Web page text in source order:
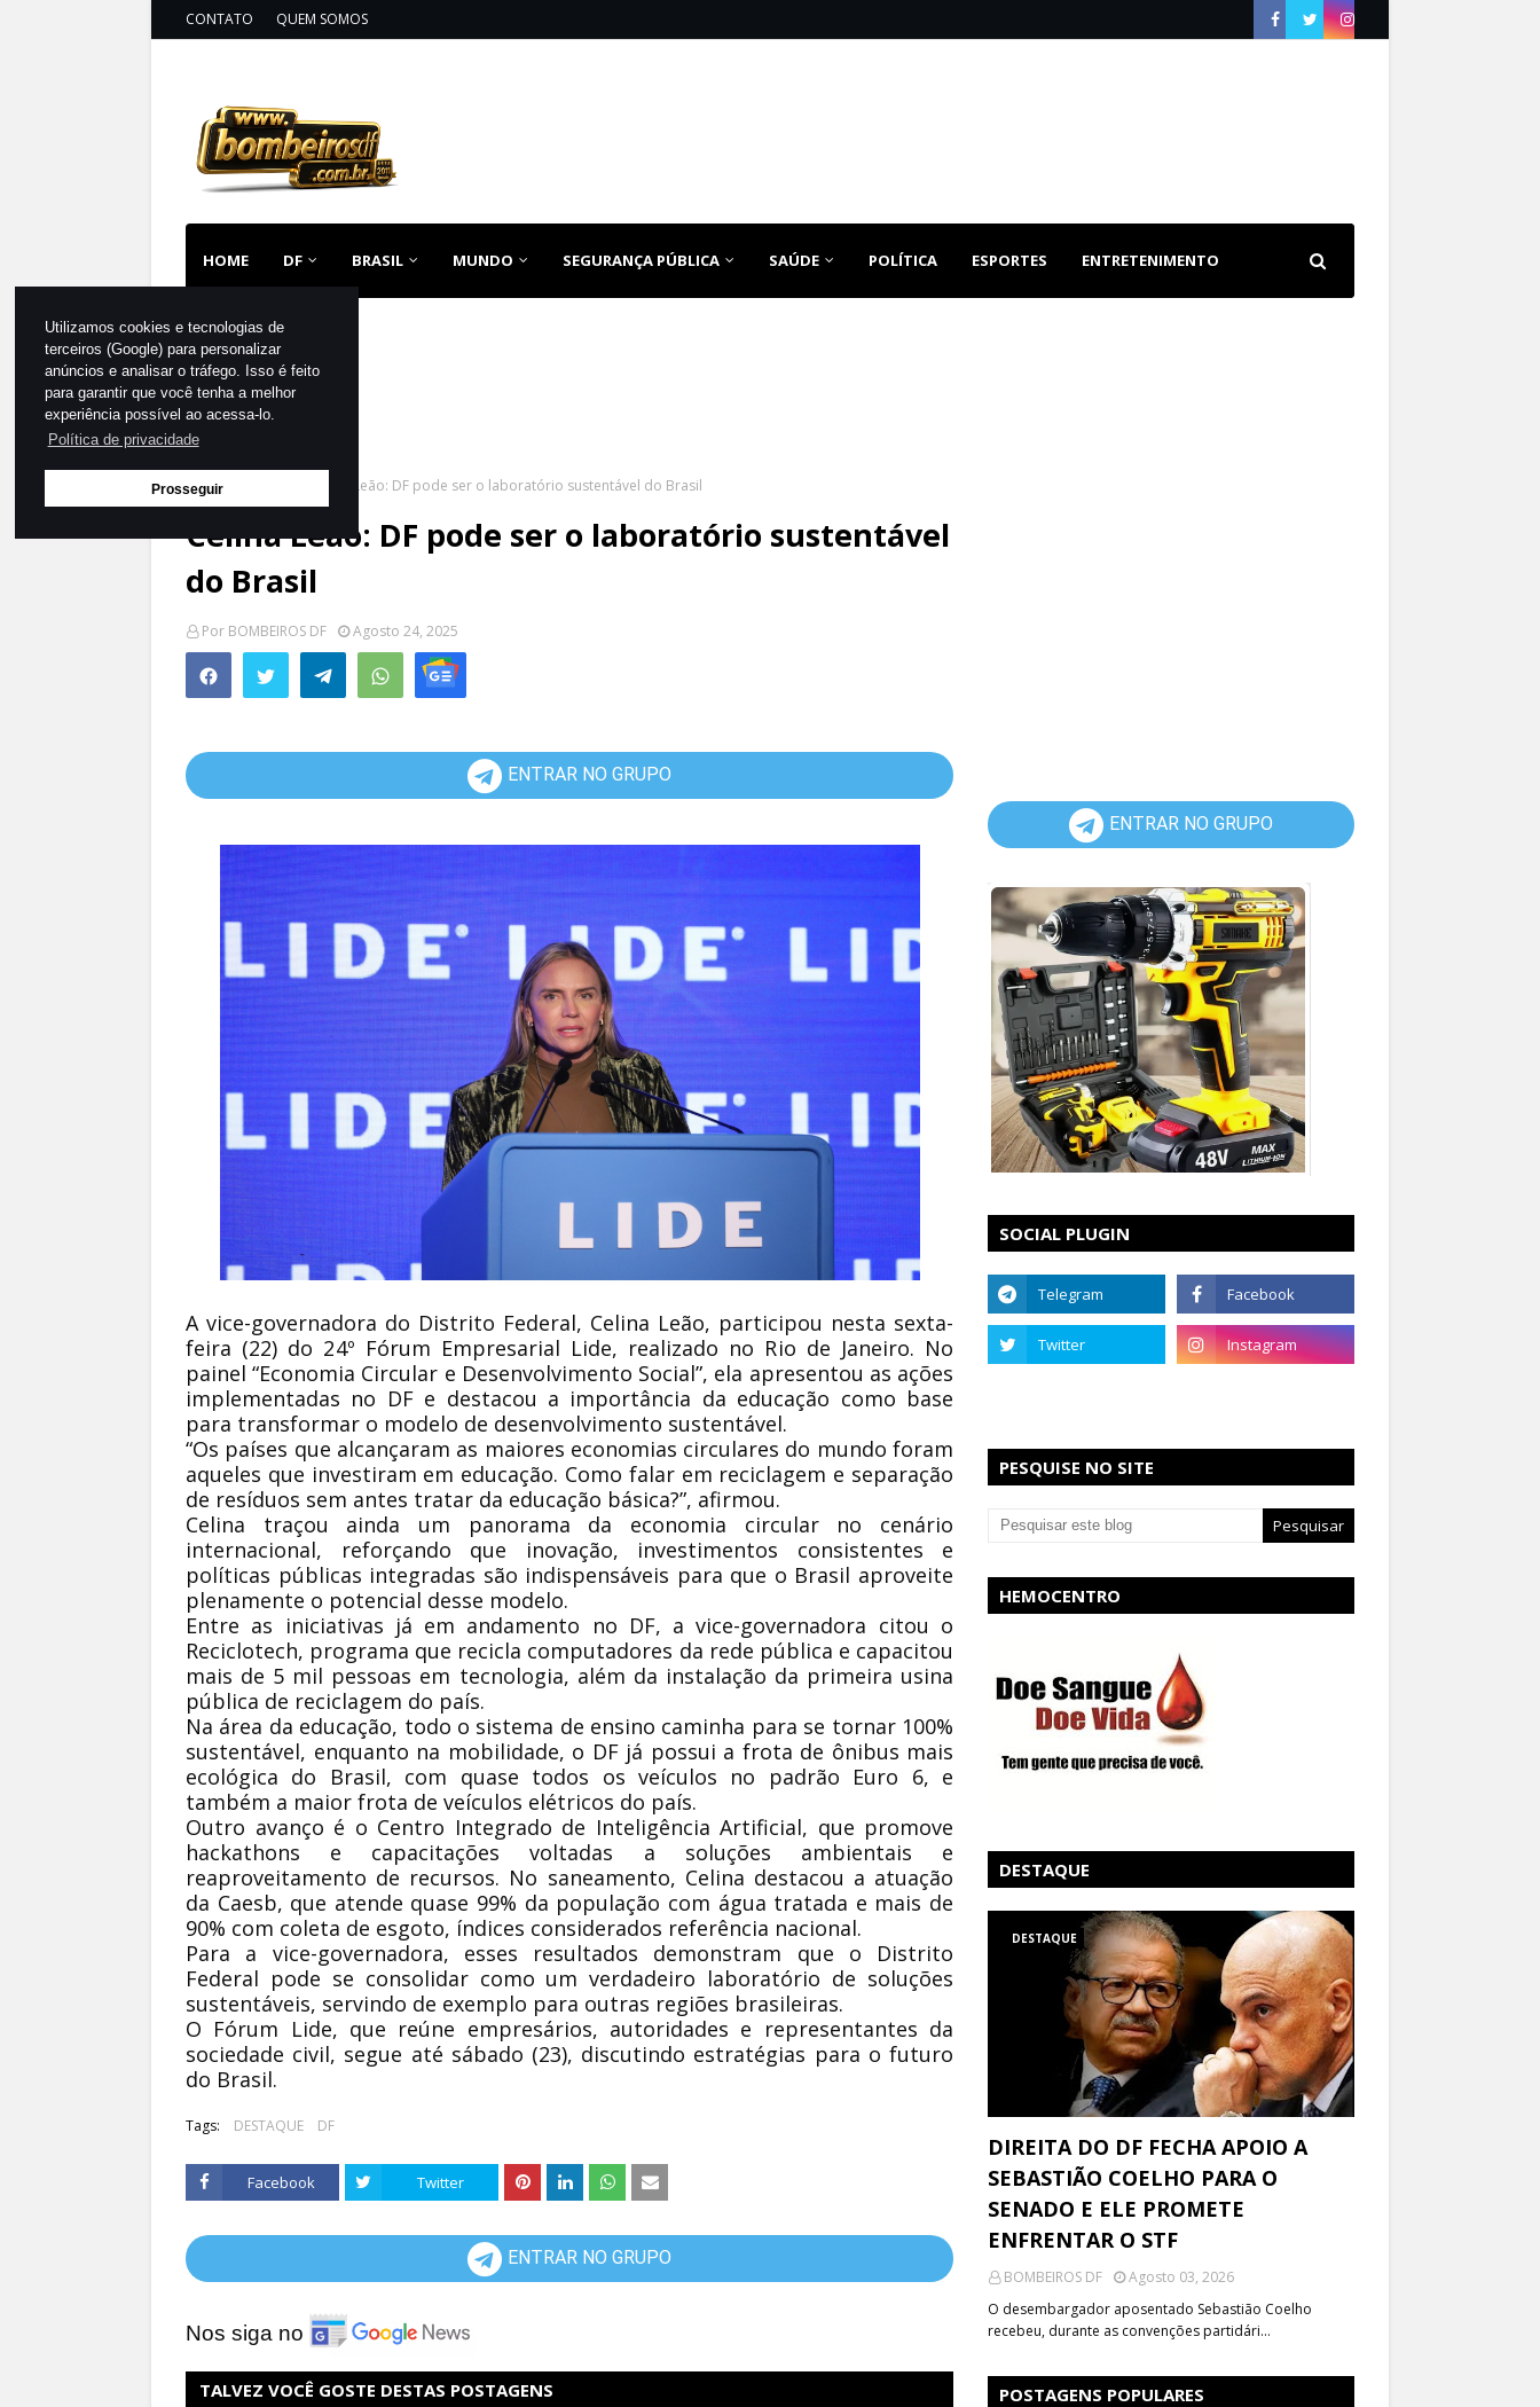
Utilizamos cookies e tecnologias de
terceiros (Google) para personalizar
anúncios e analisar o tráfego. Isso é feito
para garantir que você tenha a melhor
experiência possível ao acessa-lo.
Política de privacidade
Prosseguir
CONTATO QUEM SOMOS
HOME DF BRASIL MUNDO SEGURANÇA PÚBLICA SAÚDE POLÍTICA ESPORTES ENTRETENIMENTO
Página inicial Celina Leão: DF pode ser o laboratório sustentável do Brasil
Celina Leão: DF pode ser o laboratório sustentável
do Brasil
Por BOMBEIROS DF Agosto 24, 2025
ENTRAR NO GRUPO
A vice-governadora do Distrito Federal, Celina Leão, participou nesta sexta-
feira (22) do 24º Fórum Empresarial Lide, realizado no Rio de Janeiro. No
painel “Economia Circular e Desenvolvimento Social”, ela apresentou as ações
implementadas no DF e destacou a importância da educação como base
para transformar o modelo de desenvolvimento sustentável.
“Os países que alcançaram as maiores economias circulares do mundo foram
aqueles que investiram em educação. Como falar em reciclagem e separação
de resíduos sem antes tratar da educação básica?”, afirmou.
Celina traçou ainda um panorama da economia circular no cenário
internacional, reforçando que inovação, investimentos consistentes e
políticas públicas integradas são indispensáveis para que o Brasil aproveite
plenamente o potencial desse modelo.
Entre as iniciativas já em andamento no DF, a vice-governadora citou o
Reciclotech, programa que recicla computadores da rede pública e capacitou
mais de 5 mil pessoas em tecnologia, além da instalação da primeira usina
pública de reciclagem do país.
Na área da educação, todo o sistema de ensino caminha para se tornar 100%
sustentável, enquanto na mobilidade, o DF já possui a frota de ônibus mais
ecológica do Brasil, com quase todos os veículos no padrão Euro 6, e
também a maior frota de veículos elétricos do país.
Outro avanço é o Centro Integrado de Inteligência Artificial, que promove
hackathons e capacitações voltadas a soluções ambientais e
reaproveitamento de recursos. No saneamento, Celina destacou a atuação
da Caesb, que atende quase 99% da população com água tratada e mais de
90% com coleta de esgoto, índices considerados referência nacional.
Para a vice-governadora, esses resultados demonstram que o Distrito
Federal pode se consolidar como um verdadeiro laboratório de soluções
sustentáveis, servindo de exemplo para outras regiões brasileiras.
O Fórum Lide, que reúne empresários, autoridades e representantes da
sociedade civil, segue até sábado (23), discutindo estratégias para o futuro
do Brasil.
Tags: DESTAQUE DF
Facebook Twitter
ENTRAR NO GRUPO
Nos siga no
TALVEZ VOCÊ GOSTE DESTAS POSTAGENS
ENTRAR NO GRUPO
SOCIAL PLUGIN
PESQUISE NO SITE
HEMOCENTRO
DESTAQUE
DESTAQUE
DIREITA DO DF FECHA APOIO A
SEBASTIÃO COELHO PARA O
SENADO E ELE PROMETE
ENFRENTAR O STF
BOMBEIROS DF
Agosto 03, 2026
O desembargador aposentado Sebastião Coelho
recebeu, durante as convenções partidári…
POSTAGENS POPULARES